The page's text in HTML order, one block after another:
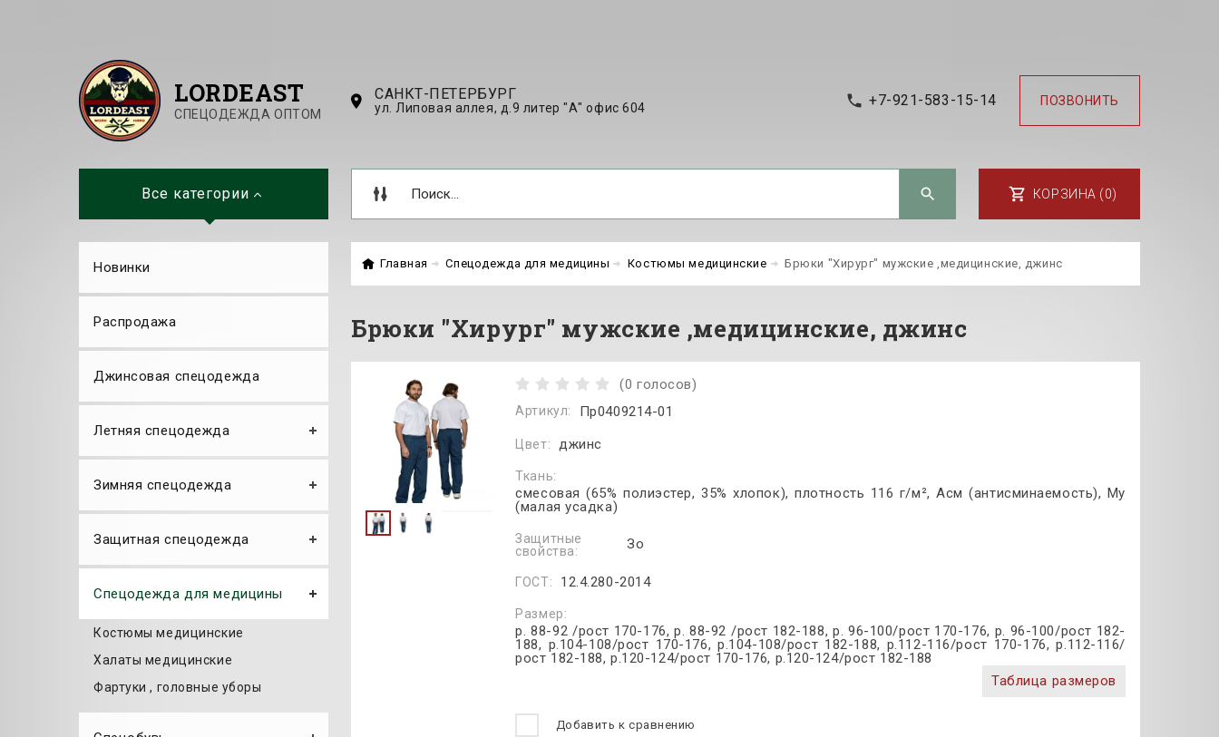
LORDEAST
СПЕЦОДЕЖДА ОПТОМ
САНКТ-ПЕТЕРБУРГ
ул. Липовая аллея, д.9 литер "А" офис 604 +7-921-583-15-14 ПОЗВОНИТЬ
Все категории КОРЗИНА (0)
Новинки
Распродажа
Джинсовая спецодежда
Летняя спецодежда
Зимняя спецодежда
Защитная спецодежда
Спецодежда для медицины
Костюмы медицинские
Халаты медицинские
Фартуки , головные уборы
Главная Спецодежда для медицины Костюмы медицинские Брюки "Хирург" мужские ,медицинские, джинс
Брюки "Хирург" мужские ,медицинские, джинс
(0 голосов)
Артикул: Пр0409214-01
Цвет: джинс
Ткань:
смесовая (65% полиэстер, 35% хлопок), плотность 116 г/м², Асм (антисминаемость), Му
(малая усадка)
Защитные
свойства:
Зо
ГОСТ: 12.4.280-2014
Размер:
р. 88-92 /рост 170-176, р. 88-92 /рост 182-188, р. 96-100/рост 170-176, р. 96-100/рост 182-
188, р.104-108/рост 170-176, р.104-108/рост 182-188, р.112-116/рост 170-176, р.112-116/
рост 182-188, р.120-124/рост 170-176, р.120-124/рост 182-188
Таблица размеров
Добавить к сравнению